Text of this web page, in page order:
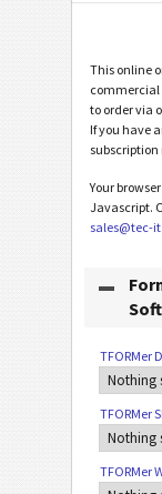
This online
commercial
to order via
If you have
subscription
Your
Javascript.
sales@tec-
TFORMer
TFORMer
TFORMer